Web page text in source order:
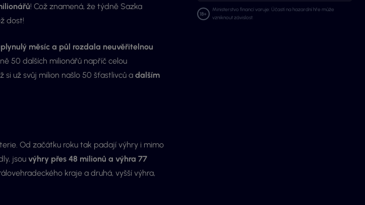
! Což znamená, že týdně Sazka
dost!
měsíc a půl rozdala neuvěřitelnou
50 dalších milionářů napříč celou
si už svůj milion našlo 50 šťastlivců a dalším
Od začátku roku tak padají výhry i mimo
jsou výhry přes 48 milionů a výhra 77
kraje a druhá, vyšší výhra,
Ministerstvo financí varuje: Účastí na hazardní hře může
vzniknout závislost.